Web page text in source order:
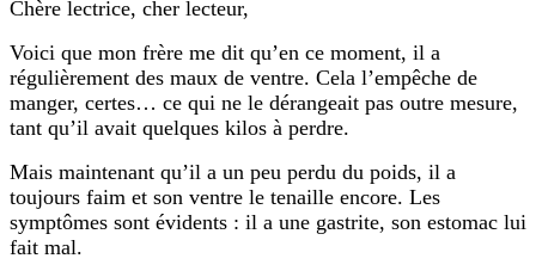
Chère lectrice, cher lecteur,
Voici que mon frère me dit qu’en ce moment, il a
régulièrement des maux de ventre. Cela l’empêche de
manger, certes… ce qui ne le dérangeait pas outre mesure,
tant qu’il avait quelques kilos à perdre.
Mais maintenant qu’il a un peu perdu du poids, il a
toujours faim et son ventre le tenaille encore. Les
symptômes sont évidents : il a une gastrite, son estomac lui
fait mal.